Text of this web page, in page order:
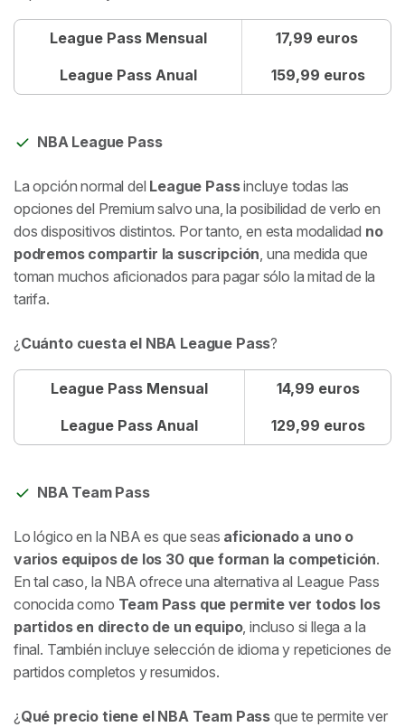
League Pass Mensual 17,99 euros
League Pass Anual 159,99 euros
NBA League Pass
La opción normal del League Passincluye todas las
opciones del Premium salvo una, la posibilidad de verlo en
dos dispositivos distintos. Por tanto, en esta modalidad no
podremos compartir la suscripción, una medida que
toman muchos aficionados para pagar sólo la mitad de la
tarifa.
¿Cuánto cuesta el NBA League Pass?
League Pass Mensual 14,99 euros
League Pass Anual 129,99 euros
NBA Team Pass
Lo lógico en la NBA es que seas aficionado a uno o
varios equipos de los 30 que forman la competición.
En tal caso, la NBA ofrece una alternativa al League Pass
conocida como Team Pass que permite ver todos los
partidos en directo de un equipo, incluso si llega a la
final. También incluye selección de idioma y repeticiones de
partidos completos y resumidos.
¿Qué precio tiene el NBA Team Pass que te permite ver